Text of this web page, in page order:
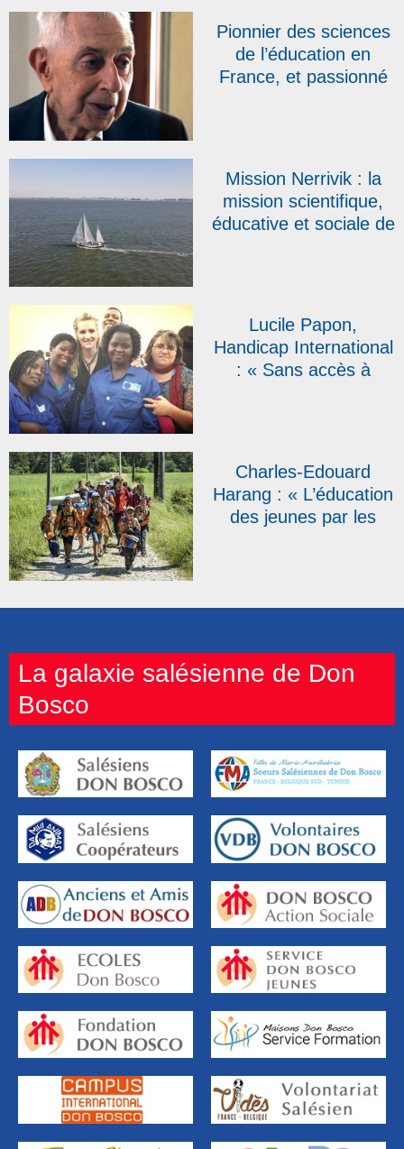
Pionnier des sciences
de l’éducation en
France, et passionné
Mission Nerrivik : la
mission scientifique,
éducative et sociale de
salésienne des Cayes,
à Haïti (VIDEO)
Lucile Papon,
Handicap International
: « Sans accès à
Charles-Edouard
Harang : « L’éducation
des jeunes par les
La galaxie salésienne de Don
Bosco